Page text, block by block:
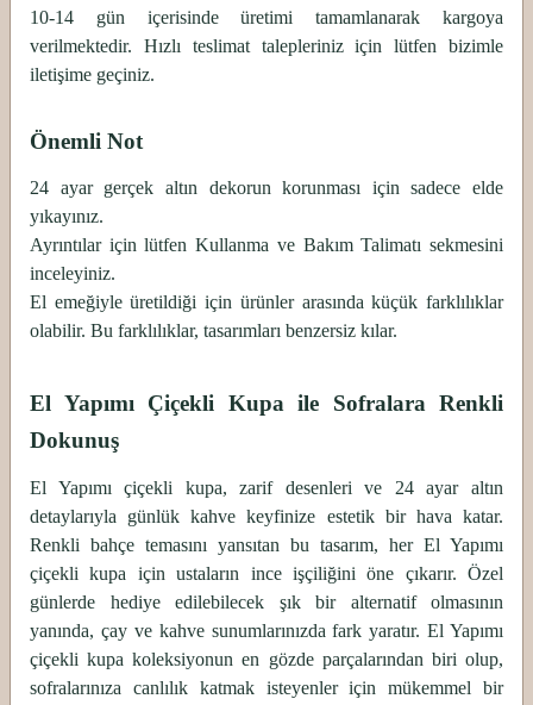
10-14 gün içerisinde üretimi tamamlanarak kargoya
verilmektedir. Hızlı teslimat talepleriniz için lütfen bizimle
iletişime geçiniz.
Önemli Not
24 ayar gerçek altın dekorun korunması için sadece elde
yıkayınız.
Ayrıntılar için lütfen Kullanma ve Bakım Talimatı sekmesini
inceleyiniz.
El emeğiyle üretildiği için ürünler arasında küçük farklılıklar
olabilir. Bu farklılıklar, tasarımları benzersiz kılar.
El Yapımı Çiçekli Kupa ile Sofralara Renkli
Dokunuş
El Yapımı çiçekli kupa, zarif desenleri ve 24 ayar altın
detaylarıyla günlük kahve keyfinize estetik bir hava katar.
Renkli bahçe temasını yansıtan bu tasarım, her El Yapımı
çiçekli kupa için ustaların ince işçiliğini öne çıkarır. Özel
günlerde hediye edilebilecek şık bir alternatif olmasının
yanında, çay ve kahve sunumlarınızda fark yaratır. El Yapımı
çiçekli kupa koleksiyonun en gözde parçalarından biri olup,
sofralarınıza canlılık katmak isteyenler için mükemmel bir